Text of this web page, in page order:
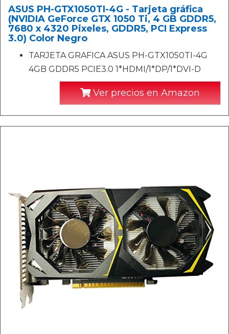
ASUS PH-GTX1050TI-4G - Tarjeta gráfica
(NVIDIA GeForce GTX 1050 Ti, 4 GB GDDR5,
7680 x 4320 Pixeles, GDDR5, PCI Express
3.0) Color Negro
TARJETA GRAFICA ASUS PH-GTX1050TI-4G
4GB GDDR5 PCIE3.0 1*HDMI/1*DP/1*DVI-D
Ver precios en Amazon